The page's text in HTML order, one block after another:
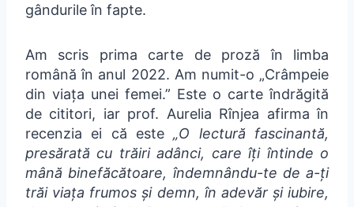
gândurile în fapte.
Am scris prima carte de proză în limba
română în anul 2022. Am numit-o „Crâmpeie
din viața unei femei.” Este o carte îndrăgită
de cititori, iar prof. Aurelia Rînjea afirma în
recenzia ei că este„O lectură fascinantă,
presărată cu trăiri adânci, care îți întinde o
mână binefăcătoare, îndemnându-te de a-ți
trăi viața frumos și demn, în adevăr și iubire,